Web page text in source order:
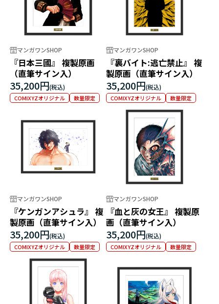
マンガワンSHOP
『日本三國』 複製原画
（直筆サイン入）
35,200円
COMIXYZオリジナル 数量限定
マンガワンSHOP
『裏バイト:逃亡禁止』 複
製原画（直筆サイン入）
35,200円
COMIXYZオリジナル 数量限定
マンガワンSHOP
『ケンガンアシュラ』 複
製原画（直筆サイン入）
35,200円
COMIXYZオリジナル 数量限定
マンガワンSHOP
『血と灰の女王』 複製原
画（直筆サイン入）
35,200円
COMIXYZオリジナル 数量限定